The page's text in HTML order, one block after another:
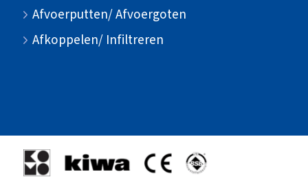
Afvoerputten/ Afvoergoten
Afkoppelen/ Infiltreren